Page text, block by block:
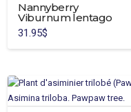
Nannyberry
Viburnum lentago
31.95$